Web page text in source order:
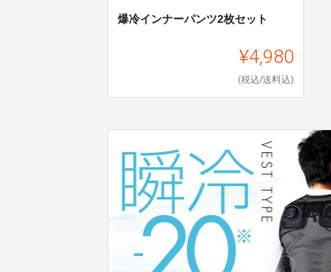
爆冷インナーパンツ2枚セット
¥4,980
(税込/送料込)